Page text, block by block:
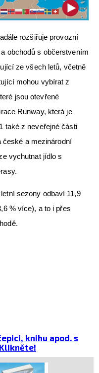
rozšiřuje provozní
obchodů s občerstvením
ze všech letů, včetně
mohou vybírat z
jsou otevřené
Runway, která je
také z neveřejné části
české a mezinárodní
vychutnat jídlo s
sezony odbaví 11,9
% více), a to i přes
knihu apod. s